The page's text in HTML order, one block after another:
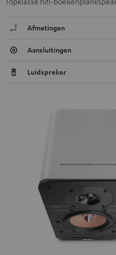
Afmetingen
Aansluitingen
Luidspreker